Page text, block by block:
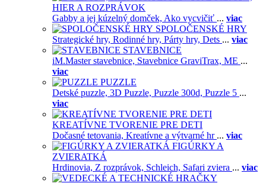
HIER A ROZPRÁVOK
Gabby a jej kúzelný domček, Ako vycvičiť ... viac
SPOLOČENSKÉ HRY
Strategické hry, Rodinné hry, Párty hry, Dets ... viac
STAVEBNICE
iM.Master stavebnice, Stavebnice GraviTrax, ME ...
viac
PUZZLE
Detské puzzle, 3D Puzzle, Puzzle 300d, Puzzle 5 ...
viac
KREATÍVNE TVORENIE PRE DETI
Dočasné tetovania, Kreatívne a výtvarné hr ... viac
FIGÚRKY A
ZVIERATKÁ
Hrdinovia, Z rozprávok, Schleich, Safari zviera ... viac